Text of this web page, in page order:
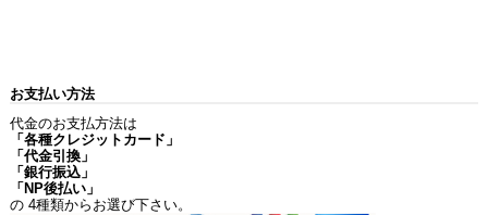
お支払い方法
代金のお支払方法は
「各種クレジットカード」
「代金引換」
「銀行振込」
「NP後払い」
の 4種類からお選び下さい。